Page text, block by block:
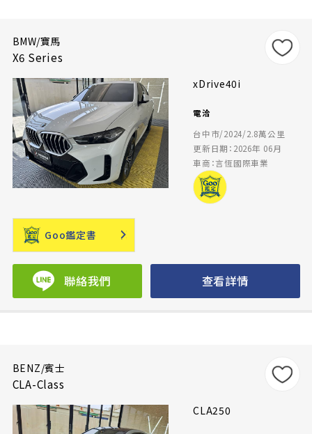
BMW/寶馬
X6 Series
xDrive40i
電洽
台中市/2024/2.8萬公里
更新日期：2026年 06月
車商：言恆國際車業
Goo鑑定書
聯絡我們 查看詳情
BENZ/賓士
CLA-Class
CLA250